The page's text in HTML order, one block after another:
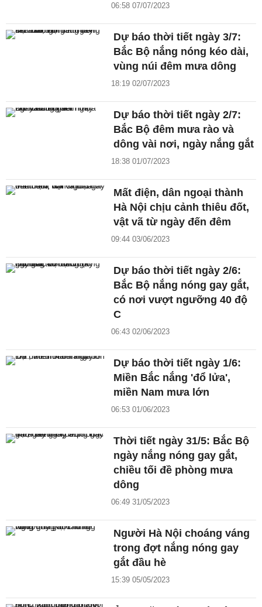
06:58 07/07/2023
Dự báo thời tiết ngày 3/7:
Bắc Bộ nắng nóng kéo dài,
vùng núi đêm mưa dông
18:19 02/07/2023
Dự báo thời tiết ngày 2/7:
Bắc Bộ đêm mưa rào và
dông vài nơi, ngày nắng gắt
18:38 01/07/2023
Mất điện, dân ngoại thành
Hà Nội chịu cảnh thiêu đốt,
vật vã từ ngày đến đêm
09:44 03/06/2023
Dự báo thời tiết ngày 2/6:
Bắc Bộ nắng nóng gay gắt,
có nơi vượt ngưỡng 40 độ
C
06:43 02/06/2023
Dự báo thời tiết ngày 1/6:
Miền Bắc nắng 'đổ lửa',
miền Nam mưa lớn
06:53 01/06/2023
Thời tiết ngày 31/5: Bắc Bộ
ngày nắng nóng gay gắt,
chiều tối đề phòng mưa
dông
06:49 31/05/2023
Người Hà Nội choáng váng
trong đợt nắng nóng gay
gắt đầu hè
15:39 05/05/2023